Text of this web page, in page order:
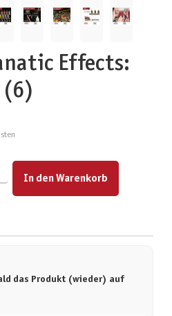
Effects:
(6)
ein oder benutze die Schaltflächen um die Anzahl zu
In den Warenkorb
das Produkt (wieder) auf